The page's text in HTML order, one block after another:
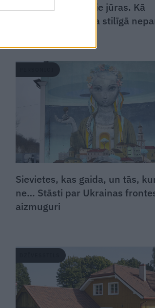
FOTO: Sešstūris pie jūras. Kā
Lapmežciemā tapa stilīgā
Sievietes, kas gaida, un tās,
ne… Stāsti par Ukrainas
aizmuguri